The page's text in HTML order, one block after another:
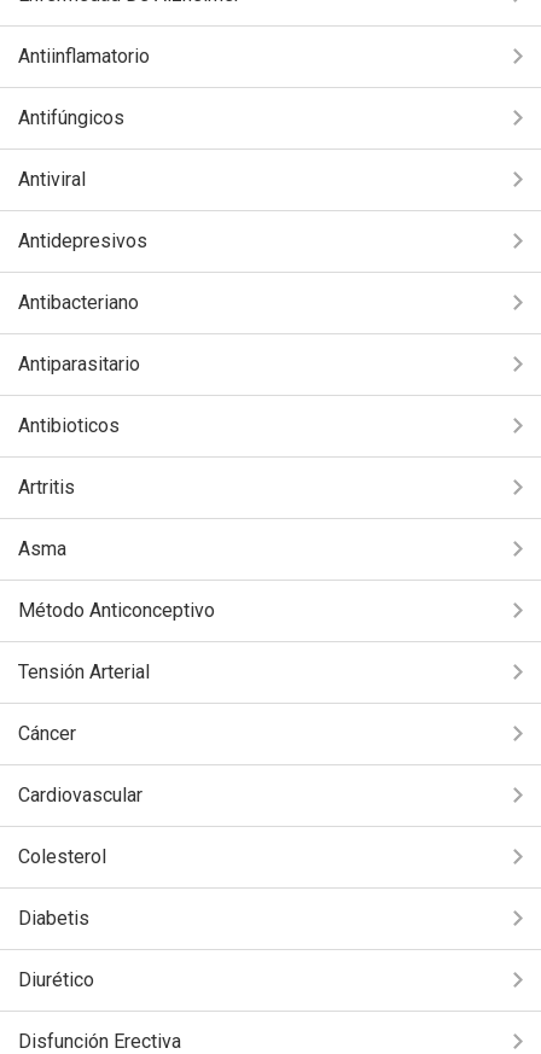
Antiinflamatorio
Antifúngicos
Antiviral
Antidepresivos
Antibacteriano
Antiparasitario
Antibioticos
Artritis
Asma
Método Anticonceptivo
Tensión Arterial
Cáncer
Cardiovascular
Colesterol
Diabetis
Diurético
Disfunción Erectiva